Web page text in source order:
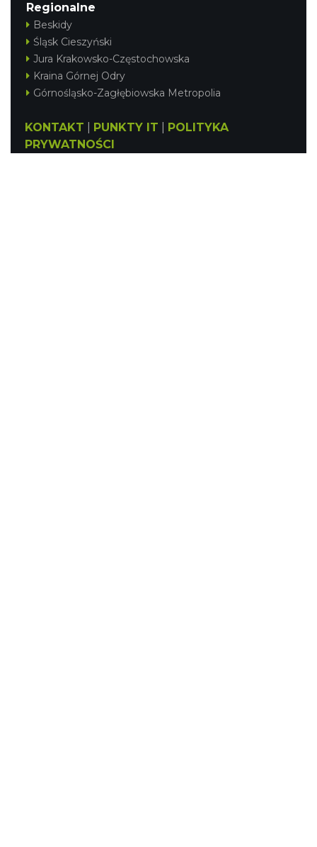
Regionalne
Beskidy
Śląsk Cieszyński
Jura Krakowsko-Częstochowska
Kraina Górnej Odry
Górnośląsko-Zagłębiowska Metropolia
KONTAKT PUNKTY IT
POLITYKA
PRYWATNOŚCI